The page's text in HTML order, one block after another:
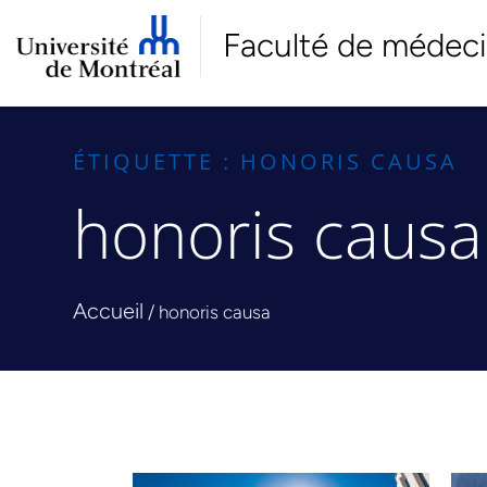
Faculté de
ÉTIQUETTE : HONORIS CAUSA
honoris causa
Accueil / honoris causa